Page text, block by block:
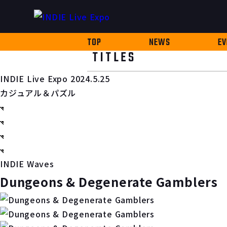
TOP NEWS
TITLES
INDIE Live Expo 2024.5.25
カジュアル＆パズル
INDIE Waves
Dungeons & Degenerate Gamblers